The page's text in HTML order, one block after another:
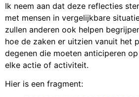
Ik neem aan dat deze reflecties
met mensen in vergelijkbare
zullen anderen ook helpen
hoe de zaken er uitzien vanuit het
degenen die moeten anticiperen
elke actie of activiteit.
Hier is een fragment: